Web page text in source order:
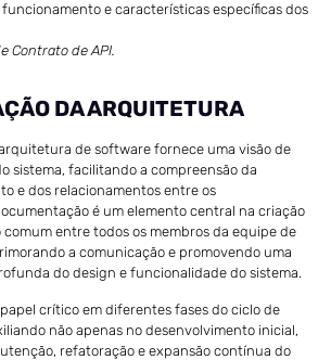
funcionamento e características específicas dos
Contrato de API.
DA ARQUITETURA
de software fornece uma visão de
sistema, facilitando a compreensão da
e dos relacionamentos entre os
é um elemento central na criação
entre todos os membros da equipe de
a comunicação e promovendo uma
do design e funcionalidade do sistema.
crítico em diferentes fases do ciclo de
não apenas no desenvolvimento inicial,
refatoração e expansão contínua do